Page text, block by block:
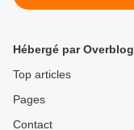
Hébergé par Overblog
Top articles
Pages
Contact